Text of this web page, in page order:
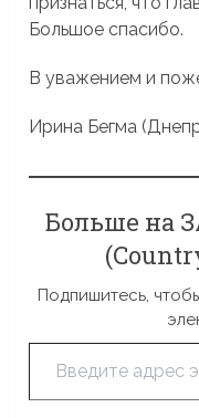
Большое спасибо.
В уважением и
Ирина Бегма
Больше на
Подпишитесь,
Введите адрес электронной почты…